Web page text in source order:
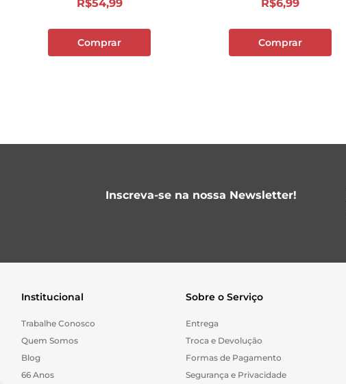
R$54,99
Comprar
R$6,99
Comprar
Inscreva-se na nossa Newsletter!
Institucional
Trabalhe Conosco
Quem Somos
Blog
66 Anos
Sobre o Serviço
Entrega
Troca e Devolução
Formas de Pagamento
Segurança e Privacidade